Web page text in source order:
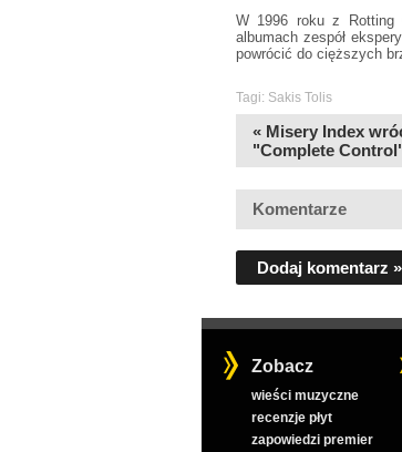
W 1996 roku z Rotting
albumach zespół
powrócić do cięższych
Tagi: Sakis Tolis
« Misery Index
"Complete
Komentarze
Dodaj komentarz »
Zobacz
wieści muzyczne
recenzje płyt
zapowiedzi premier